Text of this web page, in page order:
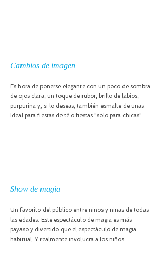
Cambios de imagen
Es hora de ponerse elegante con un poco de sombra
de ojos clara, un toque de rubor, brillo de labios,
purpurina y, si lo deseas, también esmalte de uñas.
Ideal para fiestas de té o fiestas "solo para chicas".
Show de magia
Un favorito del público entre niños y niñas de todas
las edades. Este espectáculo de magia es más
payaso y divertido que el espectáculo de magia
habitual. Y realmente involucra a los niños.